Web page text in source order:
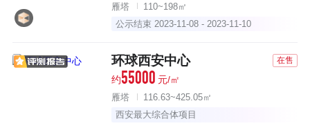
雁塔
110~198㎡
公示结束 2023-11-08 - 2023-11-10
环球西安中心 在售
约55000 元/㎡
雁塔
116.63~425.05㎡
西安最大综合体项目